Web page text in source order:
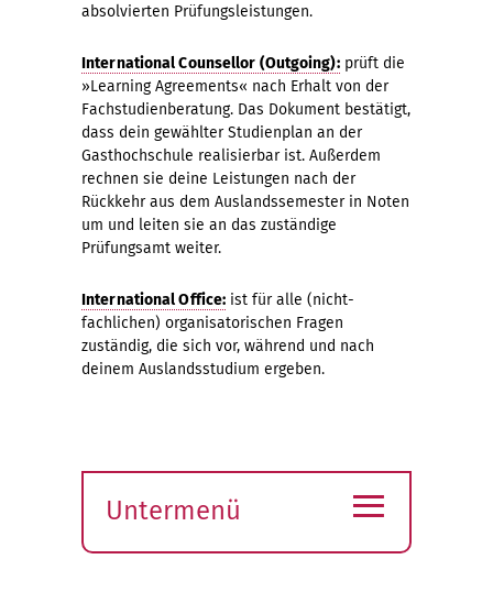
absolvierten Prüfungsleistungen.
International Counsellor (Outgoing):prüft die
»Learning Agreements« nach Erhalt von der
Fachstudienberatung. Das Dokument bestätigt,
dass dein gewählter Studienplan an der
Gasthochschule realisierbar ist. Außerdem
rechnen sie deine Leistungen nach der
Rückkehr aus dem Auslandssemester in Noten
um und leiten sie an das zuständige
Prüfungsamt weiter.
International Office: ist für alle (nicht-
fachlichen) organisatorischen Fragen
zuständig, die sich vor, während und nach
deinem Auslandsstudium ergeben.
Untermenü
≡